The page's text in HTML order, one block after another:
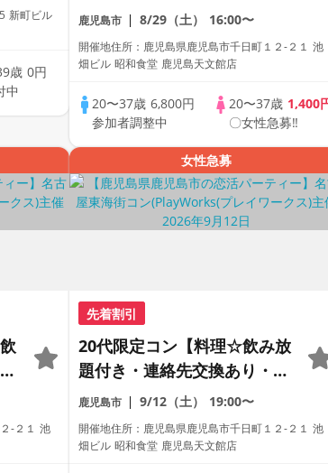
新町ビル
歳 0円
中
り・完全着席型】１名参加多
数・初参加も大歓迎☆
鹿児島市 8/29（土） 16:00〜
開催地住所：鹿児島県鹿児島市千日町１２-２１ 池
畑ビル 昭和食堂 鹿児島天文館店
20〜37歳 6,800円
参加者調整中
20〜37歳 1,400
〇女性急募‼
-２１ 池
女性急募
先着割引
20代限定コン【料理☆飲み放
題付き・連絡先交換あり・完
全着席型】１名参加多数・初
参加も大歓迎☆プレイワーク
ス主催☆
鹿児島市 9/12（土） 19:00〜
開催地住所：鹿児島県鹿児島市千日町１２-２１ 池
畑ビル 昭和食堂 鹿児島天文館店